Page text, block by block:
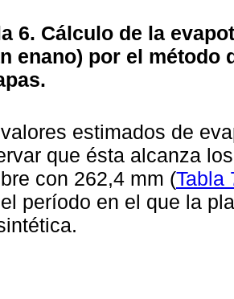
6. Cálculo de la
enano) por el método
estimados de
que ésta alcanza
con 262,4 mm (Tabla
período en el que la